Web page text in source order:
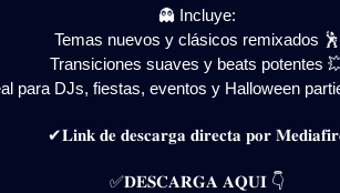
👻 Incluye:
Temas nuevos y clásicos remixados 🕺
Transiciones suaves y beats potentes
para DJs, fiestas, eventos y Halloween
✔𝐋𝐢𝐧𝐤 𝐝𝐞 𝐝𝐞𝐬𝐜𝐚𝐫𝐠𝐚 𝐝𝐢𝐫𝐞𝐜𝐭𝐚 𝐩𝐨𝐫
✅𝐃𝐄𝐒𝐂𝐀𝐑𝐆𝐀 𝐀𝐐𝐔𝐈 👇